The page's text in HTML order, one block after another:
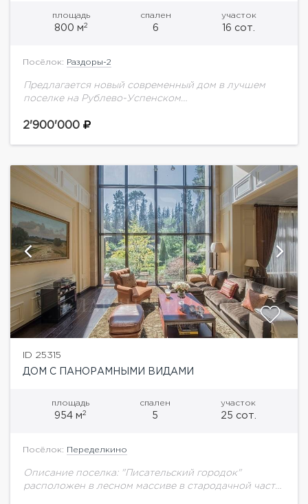
площадь
800 м2
спален
6
участок
16 сот.
Посёлок: Раздоры-2
Предлагается новый современный дом в лучшем
поселке на Рублево-Успенском
города!Планировка дома:1 этаж - гостиная с
2'900'000
ID 25315
ДОМ С ПАНОРАМНЫМИ ВИДАМИ
площадь
954 м2
спален
5
участок
25 сот.
Посёлок: Переделкино
Описание поселка: "Писательский городок"
расположен в лесном массиве в стародачной части.